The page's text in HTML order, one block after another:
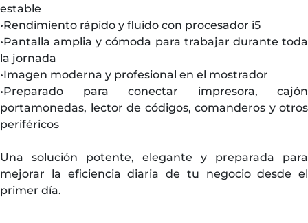
estable
•Rendimiento rápido y fluido con procesador i5
•Pantalla amplia y cómoda para trabajar durante toda
la jornada
•Imagen moderna y profesional en el mostrador
•Preparado para conectar impresora, cajón
portamonedas, lector de códigos, comanderos y otros
periféricos
Una solución potente, elegante y preparada para
mejorar la eficiencia diaria de tu negocio desde el
primer día.